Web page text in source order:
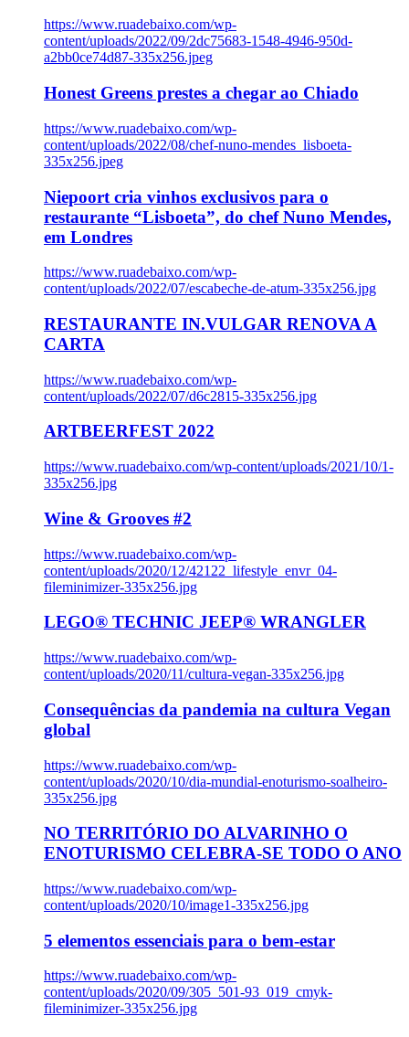
https://www.ruadebaixo.com/wp-
content/uploads/2022/09/2dc75683-1548-4946-950d-
a2bb0ce74d87-335x256.jpeg
Honest Greens prestes a chegar ao Chiado
https://www.ruadebaixo.com/wp-
content/uploads/2022/08/chef-nuno-mendes_lisboeta-
335x256.jpeg
Niepoort cria vinhos exclusivos para o
restaurante “Lisboeta”, do chef Nuno Mendes,
em Londres
https://www.ruadebaixo.com/wp-
content/uploads/2022/07/escabeche-de-atum-335x256.jpg
RESTAURANTE IN.VULGAR RENOVA A
CARTA
https://www.ruadebaixo.com/wp-
content/uploads/2022/07/d6c2815-335x256.jpg
ARTBEERFEST 2022
https://www.ruadebaixo.com/wp-content/uploads/2021/10/1-
335x256.jpg
Wine & Grooves #2
https://www.ruadebaixo.com/wp-
content/uploads/2020/12/42122_lifestyle_envr_04-
fileminimizer-335x256.jpg
LEGO® TECHNIC JEEP® WRANGLER
https://www.ruadebaixo.com/wp-
content/uploads/2020/11/cultura-vegan-335x256.jpg
Consequências da pandemia na cultura Vegan
global
https://www.ruadebaixo.com/wp-
content/uploads/2020/10/dia-mundial-enoturismo-soalheiro-
335x256.jpg
NO TERRITÓRIO DO ALVARINHO O
ENOTURISMO CELEBRA-SE TODO O ANO
https://www.ruadebaixo.com/wp-
content/uploads/2020/10/image1-335x256.jpg
5 elementos essenciais para o bem-estar
https://www.ruadebaixo.com/wp-
content/uploads/2020/09/305_501-93_019_cmyk-
fileminimizer-335x256.jpg